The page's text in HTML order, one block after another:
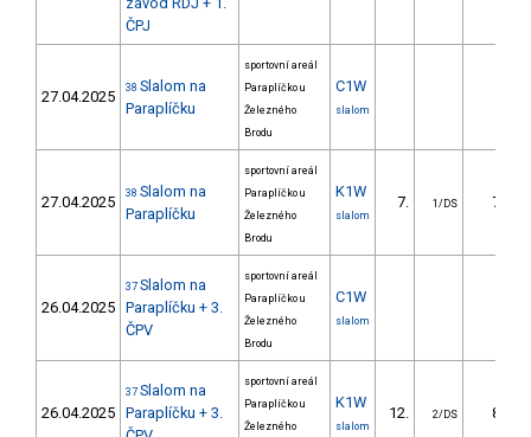
ČPJ
27.04.2025 38 Slalom na
Paraplíčku
sportovní areál
Paraplíčko u
Železného
Brodu
C1W
slalom
27.04.2025 38 Slalom na
Paraplíčku
sportovní areál
Paraplíčko u
Železného
Brodu
K1W
slalom
7. 1/DS 7.00
26.04.2025
37 Slalom na
Paraplíčku + 3.
ČPV
sportovní areál
Paraplíčko u
Železného
Brodu
C1W
slalom
26.04.2025
37 Slalom na
Paraplíčku + 3.
sportovní areál
Paraplíčko u
Železného
K1W
slalom
12. 2/DS 8.80